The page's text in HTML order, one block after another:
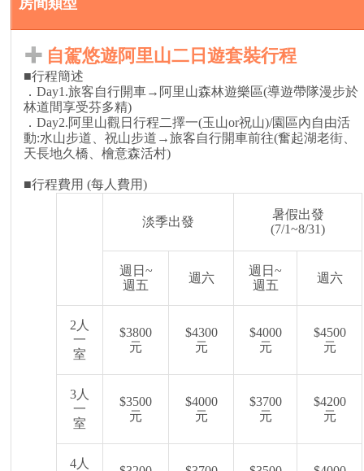
房間類型
自駕悠遊阿里山二日遊套裝行程
■行程簡述
．Day1.旅客自行開車→阿里山森林遊樂區(導遊帶隊漫步於
林道間享受芬多精)
．Day2.阿里山觀日行程二擇一(玉山or祝山)/園區內自由活
動:水山步道、祝山步道→旅客自行開車前往(奮起湖老街、
天長地久橋、檜意森活村)
■行程費用 (每人費用)
淡季出發
暑假出發
(7/1~8/31)
週日~
週五
週六
週日~
週五
週六
2人
一
室
$3800
元
$4300
元
$4000
元
$4500
元
3人
一
室
$3500
元
$4000
元
$3700
元
$4200
元
4人